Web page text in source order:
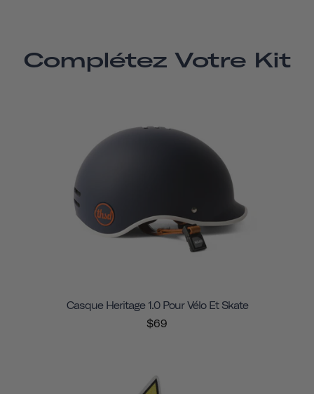
Complétez Votre Kit
Casque Heritage 1.0 Pour Vélo Et Skate
$69